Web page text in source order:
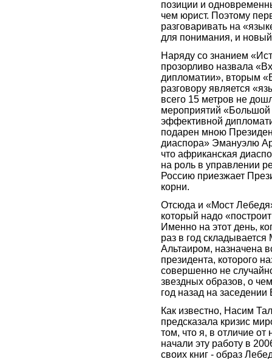
позиции и
чем юрист. Поэтому
разговаривать на
для понимания, и
Наряду со знанием
прозорливо назвала
дипломатии», вторым
разговору является
всего 15 метров не
мероприятий «Большой
эффективной
подарен мною
диаспора» Эмануэлю
что африканская
на роль в управлении
Россию приезжает
корни.
Отсюда и «Мост
который надо
Именно на этот день,
раз в год складывается
Альтаиром, назначена
президента, которого
совершенно не
звездных образов, о
год назад на
Как известно, Насим
предсказала кризис
том, что я, в отличие
начали эту работу в
своих книг - образ